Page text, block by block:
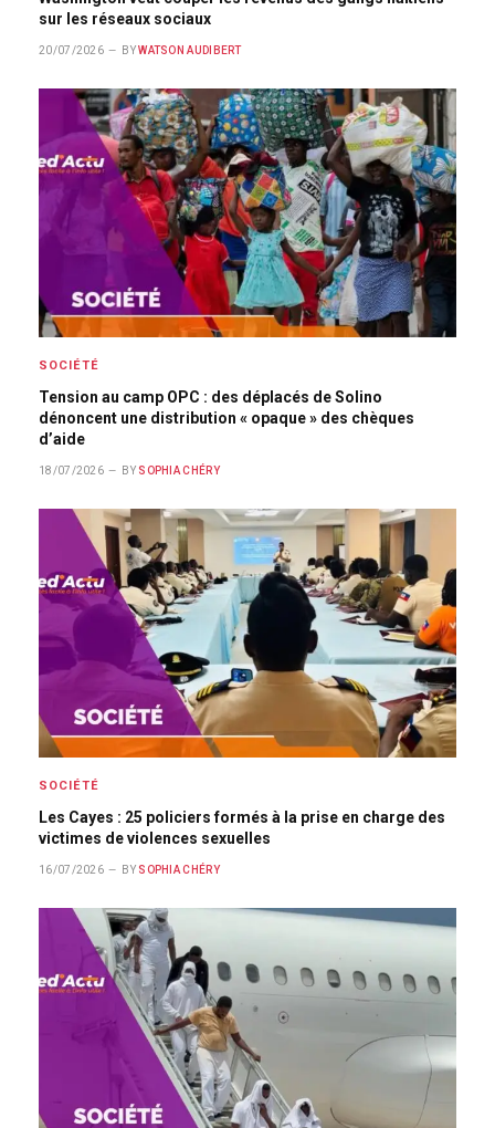
sur les réseaux sociaux
20/07/2026 BY WATSON AUDIBERT
SOCIÉTÉ
Tension au camp OPC : des déplacés de Solino
dénoncent une distribution « opaque » des chèques
d’aide
18/07/2026 BY SOPHIA CHÉRY
SOCIÉTÉ
Les Cayes : 25 policiers formés à la prise en charge des
victimes de violences sexuelles
16/07/2026 BY SOPHIA CHÉRY